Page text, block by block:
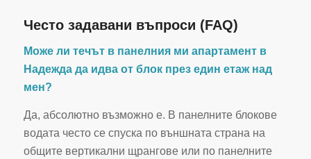
Често задавани въпроси (FAQ)
Може ли течът в панелния ми апартамент в
Надежда да идва от блок през един етаж над
мен?
Да, абсолютно възможно е. В панелните блокове
водата често се спуска по външната страна на
общите вертикални щрангове или по панелните